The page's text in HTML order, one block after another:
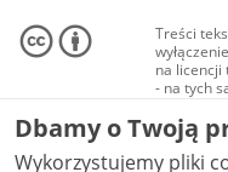
Treści
na licencji
- na tych
Materiały
audio i
Creative
Dbamy o Twoją
Wykorzystujemy pliki